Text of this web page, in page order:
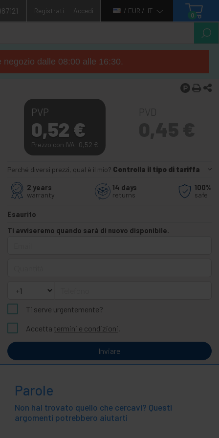
Registrati Accedi / EUR / IT
0
dalle 08:00 alle 16:30.
PVP
0,52 €
Prezzo con IVA: 0,52 €
Perché diversi prezzi, qual è il mio? Controlla il tipo di tariffa
2 years
warranty
14 days
returns
100%
safe
Esaurito
Ti avviseremo quando sarà di nuovo disponibile.
Ti serve urgentemente?
Accetta termini e condizioni.
Inviare
Parole
Non hai trovato quello che cercavi? Questi
argomenti potrebbero aiutarti